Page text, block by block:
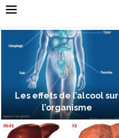
Les effets de l’alcool sur
l’organisme